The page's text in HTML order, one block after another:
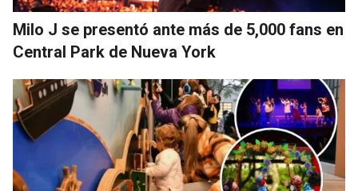
Milo J se presentó ante más de 5,000 fans en
Central Park de Nueva York